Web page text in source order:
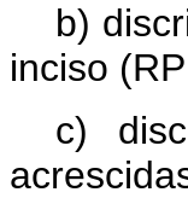
b)
inciso
c)